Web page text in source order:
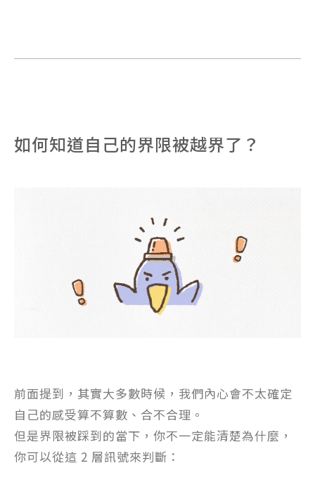
如何知道自己的界限被越界了？
前面提到，其實大多數時候，我們內心會不太確定
自己的感受算不算數、合不合理。
但是界限被踩到的當下，你不一定能清楚為什麼，
你可以從這 2 層訊號來判斷：